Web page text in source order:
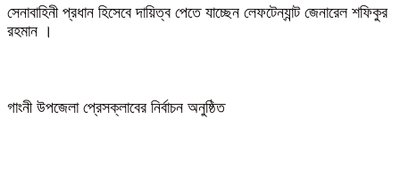
সেনাবাহিনী প্রধান হিসেবে দায়িত্ব পেতে যাচ্ছেন লেফটেন্যান্ট জেনারেল শফিকুর
রহমান ।
গাংনী উপজেলা প্রেসক্লাবের নির্বাচন অনুষ্ঠিত